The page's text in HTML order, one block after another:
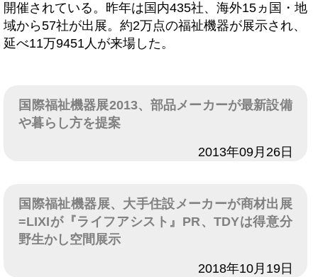
開催されている。昨年は国内435社、海外15ヵ国・地
域から57社が出展。約2万点の福祉機器が展示され、
延べ11万9451人が来場した。
国際福祉機器展2013、部品メーカーが最新設備
や暮らし方を提案
2013年09月26日
国際福祉機器展、大手住設メーカーが商材出展
=LIXIが『ライフアシスト』PR、TDYは得意分
野生かし空間展示
2018年10月19日